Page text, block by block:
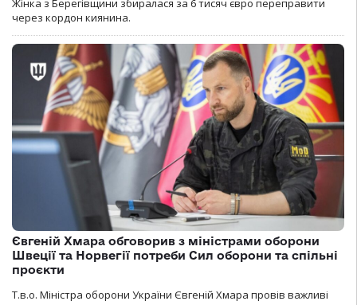
Жінка з Берегівщини збиралася за 6 тисяч євро переправити
через кордон киянина.
Євгеній Хмара обговорив з міністрами оборони
Швеції та Норвегії потреби Сил оборони та спільні
проєкти
Т.в.о. Міністра оборони України Євгеній Хмара провів важливі